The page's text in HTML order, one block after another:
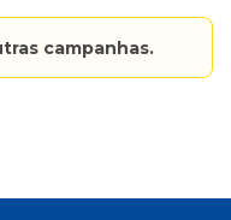
campanhas.